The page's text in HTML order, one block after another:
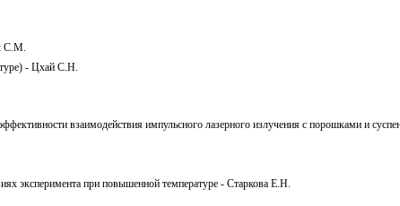
С.М.
- Цхай С.Н.
взаимодействия импульсного лазерного излучения с порошками и
эксперимента при повышенной температуре - Старкова Е.Н.